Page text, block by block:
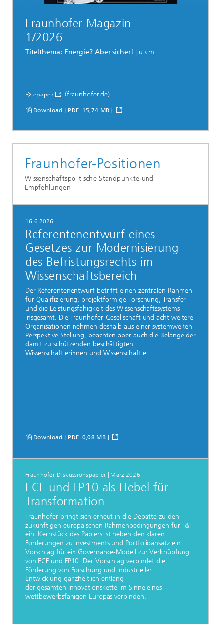
Fraunhofer-Magazin
1/2026
Titelthema: Energie? Aber sicher! | u.v.m.
epaper (fraunhofer.de)
Download [ PDF 15,74 MB ]
Fraunhofer-Positionen
Wissenschaftspolitische Standpunkte und
Empfehlungen
16.6.2026
Referentenentwurf eines
Gesetzes zur Modernisierung
des Befristungsrechts im
Wissenschaftsbereich
Der Referentenentwurf betrifft einen zentralen Rahmen
für Qualifizierung, projektförmige Forschung, Transfer
und die Leistungsfähigkeit des Wissenschaftssystems
insgesamt. Die Fraunhofer-Gesellschaft und acht weitere
Organisationen nehmen deshalb aus einer systemweiten
Perspektive Stellung, beachten aber auch die Belange der
damit zu schützenden beschäftigten
Wissenschaftlerinnen und Wissenschaftler.
Download [ PDF 0,08 MB ]
Fraunhofer-Diskussionspapier | März 2026
ECF und FP10 als Hebel für
Transformation
Fraunhofer bringt sich erneut in die Debatte zu den
zukünftigen europäischen Rahmenbedingungen für F&I
ein. Kernstück des Papiers ist neben den klaren
Forderungen zu Investments und Portfolioansatz ein
Vorschlag für ein Governance-Modell zur Verknüpfung
von ECF und FP10. Der Vorschlag verbindet die
Förderung von Forschung und industrieller
Entwicklung ganzheitlich entlang
der gesamten Innovationskette im Sinne eines
wettbewerbsfähigen Europas verbinden.